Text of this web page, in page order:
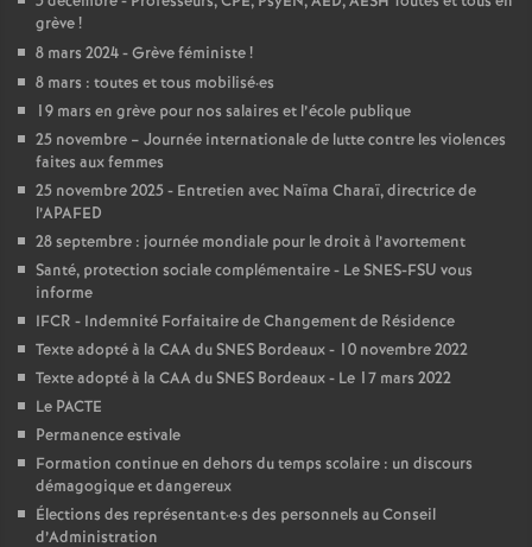
d
d
e
g
r
O
grève!
8 mars 2024 - Grève féministe!
8 mars : toutes et tous mobilisé·es
19 mars en grève pour nos salaires et l’école publique
25 novembre – Journée internationale de lutte contre les violences
faites aux femmes
25 novembre 2025 - Entretien avec Naïma Charaï, directrice de
l’APAFED
28 septembre : journée mondiale pour le droit à l’avortement
Santé, protection sociale complémentaire - Le SNES-FSU vous
informe
IFCR - Indemnité Forfaitaire de Changement de Résidence
Texte adopté à la CAA du SNES Bordeaux - 10 novembre 2022
Texte adopté à la CAA du SNES Bordeaux - Le 17 mars 2022
Le PACTE
Permanence estivale
Formation continue en dehors du temps scolaire : un discours
démagogique et dangereux
Élections des représentant·e·s des personnels au Conseil
d’Administration